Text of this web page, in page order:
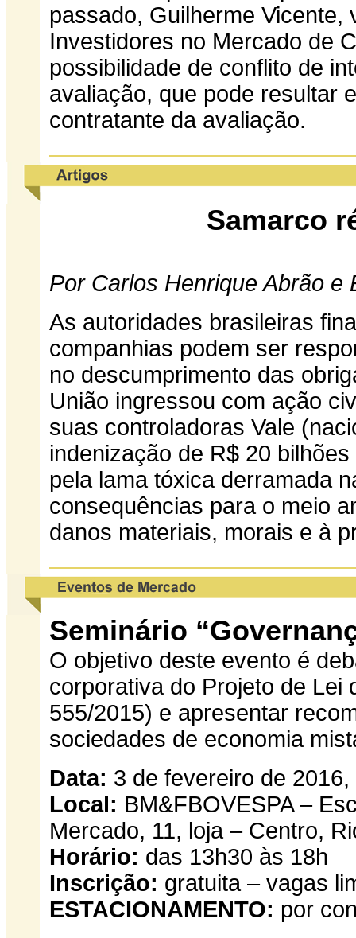
passado, Guilherme Vicente,
Investidores no Mercado de
possibilidade de conflito de
avaliação, que pode resultar
contratante da avaliação.
Samarco
Por Carlos Henrique Abrão e
As autoridades brasileiras
companhias podem ser
no descumprimento das
União ingressou com ação
suas controladoras Vale
indenização de R$ 20
pela lama tóxica derramada
consequências para o meio
danos materiais, morais e à
Seminário
O objetivo deste evento é
corporativa do Projeto de Lei
555/2015) e apresentar
sociedades de economia
Data: 3 de fevereiro de
Local: BM&FBOVESPA –
Mercado, 11, loja – Centro,
Horário: das 13h30 às 18h
Inscrição: gratuita – vagas
ESTACIONAMENTO: por